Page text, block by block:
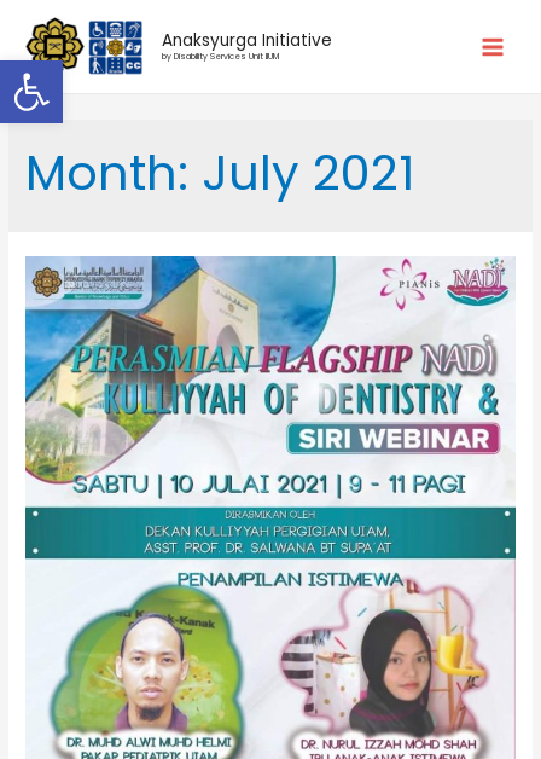
Open toolbar
Anaksyurga Initiative
by Disability Services Unit IIUM
Main
Month: July 2021